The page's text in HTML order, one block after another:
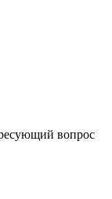
вопрос